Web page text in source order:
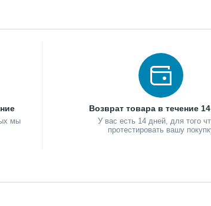
мы
Возврат товара в течение
У вас есть 14 дней, для того
протестировать вашу